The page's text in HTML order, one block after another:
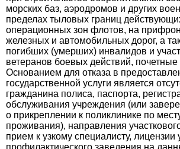
морских баз, аэродромов и других
пределах тыловых границ
операционных зон флотов, на
железных и автомобильных дорог, а
погибших (умерших) инвалидов и
ветеранов боевых действий,
Основанием для отказа в
государственной услуги является
гражданина полиса, паспорта,
обслуживания учреждения (или
о прикреплении к поликлинике по
проживания), направления
прием к узкому специалисту, лицензии
профилактического заведения на